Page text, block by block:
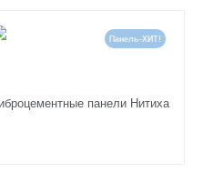
Панель-ХИТ!
панели Нитиха